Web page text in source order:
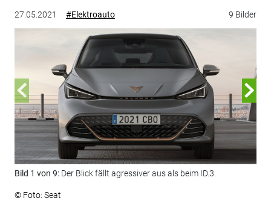
27.05.2021 #Elektroauto 9 Bilder
Bild 1 von 9: Der Blick fällt agressiver aus als beim ID.3.
© Foto: Seat